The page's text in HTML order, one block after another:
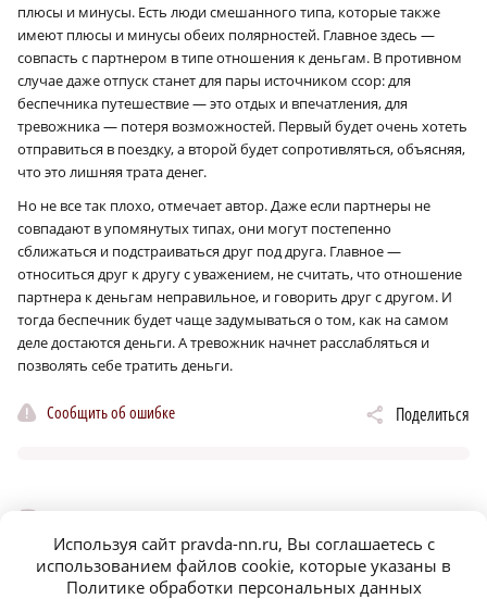
плюсы и минусы. Есть люди смешанного типа, которые также
имеют плюсы и минусы обеих полярностей. Главное здесь —
совпасть с партнером в типе отношения к деньгам. В противном
случае даже отпуск станет для пары источником ссор: для
беспечника путешествие — это отдых и впечатления, для
тревожника — потеря возможностей. Первый будет очень хотеть
отправиться в поездку, а второй будет сопротивляться, объясняя,
что это лишняя трата денег.
Но не все так плохо, отмечает автор. Даже если партнеры не
совпадают в упомянутых типах, они могут постепенно
сближаться и подстраиваться друг под друга. Главное —
относиться друг к другу с уважением, не считать, что отношение
партнера к деньгам неправильное, и говорить друг с другом. И
тогда беспечник будет чаще задумываться о том, как на самом
деле достаются деньги. А тревожник начнет расслабляться и
позволять себе тратить деньги.
Сообщить об ошибке Поделиться
Используя сайт pravda-nn.ru, Вы соглашаетесь с
использованием файлов cookie, которые указаны в
Политике обработки персональных данных